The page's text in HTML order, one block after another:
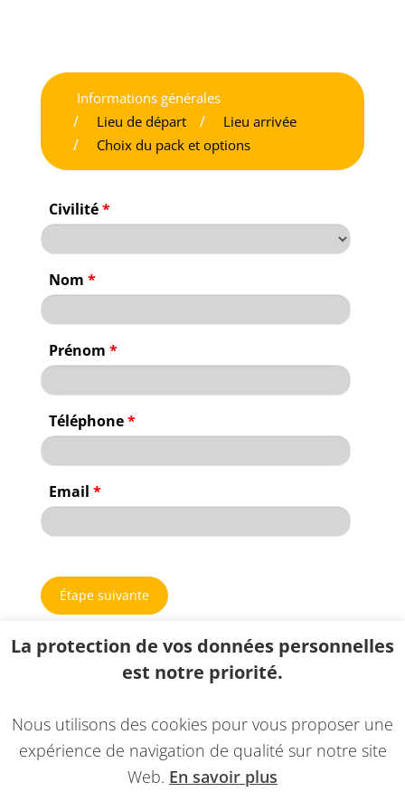
Informations générales
Lieu de départ
Lieu arrivée
Choix du pack et options
Civilité*
Nom *
Prénom *
Téléphone*
Email *
La protection de vos données personnelles
est notre priorité.
Nous utilisons des cookies pour vous proposer une
expérience de navigation de qualité sur notre site
Web. En savoir plus